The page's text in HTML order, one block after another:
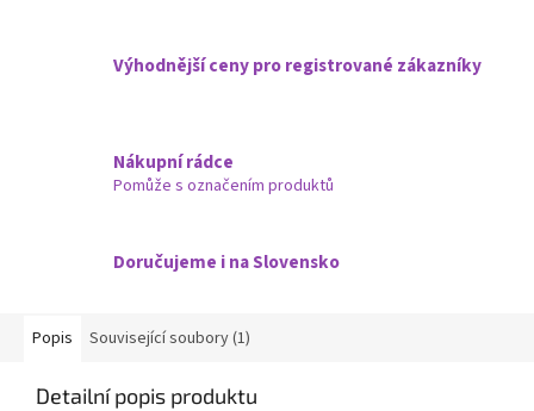
Výhodnější ceny pro registrované zákazníky
Nákupní rádce
Pomůže s označením produktů
Doručujeme i na Slovensko
Popis Související soubory (1)
Detailní popis produktu